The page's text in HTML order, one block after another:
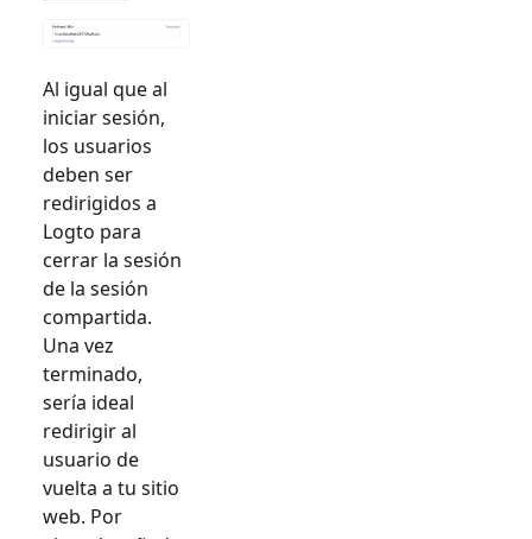
Al igual que al
iniciar sesión,
los usuarios
deben ser
redirigidos a
Logto para
cerrar la sesión
de la sesión
compartida.
Una vez
terminado,
sería ideal
redirigir al
usuario de
vuelta a tu sitio
web. Por